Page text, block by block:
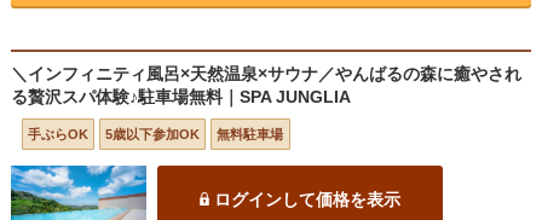
＼インフィニティ風呂×天然温泉×サウナ／やんばるの森に癒やされ
る贅沢スパ体験♪駐車場無料｜SPA JUNGLIA
手ぶらOK 5歳以下参加OK 無料駐車場
ログインして価格を表示